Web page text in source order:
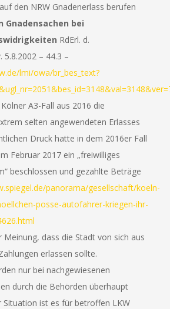
den NRW Gnadenerlass berufen
Gnadensachen bei
RdErl. d.
5.8.2002 – 44.3 –
lmi/owa/br_bes_text?
A3-Fall aus 2016 die
selten angewendeten Erlasses
Druck hatte in dem 2016er Fall
Februar 2017 ein „freiwilliges
beschlossen und gezahlte Beträge
panorama/gesellschaft/koeln-
posse-autofahrer-kriegen-ihr-
Meinung, dass die Stadt von sich aus
erlassen sollte.
nur bei nachgewiesenen
durch die Behörden überhaupt
Situation ist es für betroffen LKW